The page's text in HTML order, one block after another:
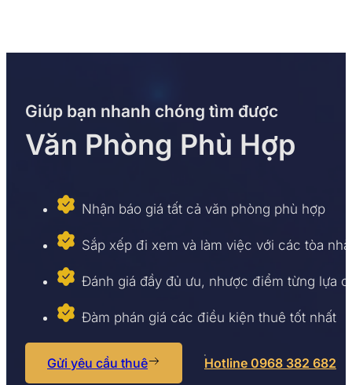
Giúp bạn nhanh chóng tìm được
Văn Phòng Phù Hợp
Nhận báo giá tất cả văn phòng phù hợp
Sắp xếp đi xem và làm việc với các tòa nhà
Đánh giá đầy đủ ưu, nhược điểm từng lựa
Đàm phán giá các điều kiện thuê tốt nhất
Gửi yêu cầu thuê Hotline 0968 382 682